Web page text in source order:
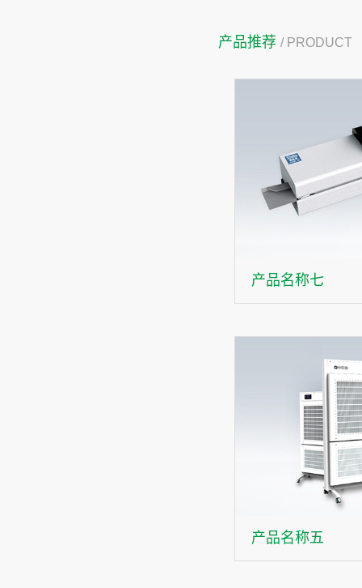
产品推荐 / PRODUCT
产品名称七
产品名称五